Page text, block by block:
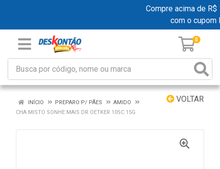
Compre acima de R$
com o cupom
0
VOLTAR
INÍCIO PREPARO P/ PÃES
AMIDO
CHA MISTO SONHE MAIS DR OETKER 10SC 15G